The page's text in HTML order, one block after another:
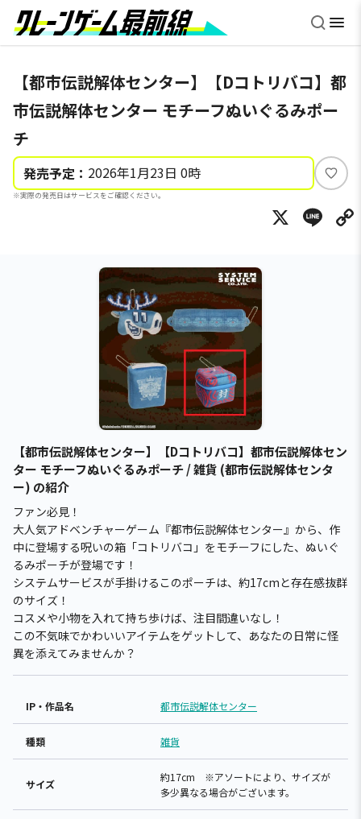
【都市伝説解体センター】【Dコトリバコ】都
市伝説解体センター モチーフぬいぐるみポー
チ
発売予定： 2026年1月23日 0時
※実際の発売日はサービスをご確認ください。
い
ね
X
【都市伝説解体センター】【Dコトリバコ】都市伝説解体セン
ター モチーフぬいぐるみポーチ / 雑貨 (都市伝説解体センタ
ー) の紹介
ファン必見！
大人気アドベンチャーゲーム『都市伝説解体センター』から、作
中に登場する呪いの箱「コトリバコ」をモチーフにした、ぬいぐ
るみポーチが登場です！
システムサービスが手掛けるこのポーチは、約17cmと存在感抜群
のサイズ！
コスメや小物を入れて持ち歩けば、注目間違いなし！
この不気味でかわいいアイテムをゲットして、あなたの日常に怪
異を添えてみませんか？
IP・作品名 都市伝説解体センター
種類 雑貨
サイズ
約17cm ※アソートにより、サイズが
多少異なる場合がございます。